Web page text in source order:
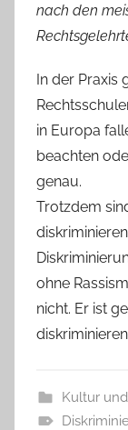
nach den
In der Praxis
in Europa
beachten
genau.
Trotzdem
ohne
nicht. Er ist
Kultur